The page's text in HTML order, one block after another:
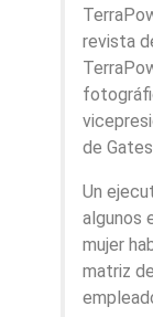
revista
de
Un
algunos
mujer
matriz